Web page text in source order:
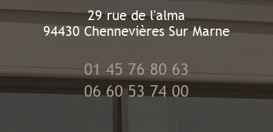
29 rue de l'alma
94430 Chennevières Sur Marne
01 45 76 80 63
06 60 53 74 00